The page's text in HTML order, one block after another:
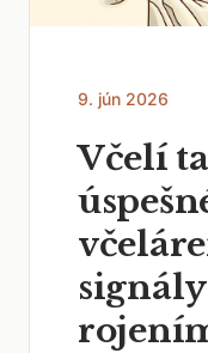
9. jún 2026
Včelí